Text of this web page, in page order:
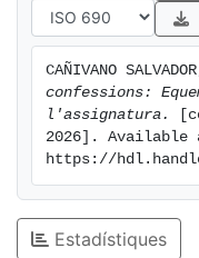
CAÑIVANO
confessions:
l'assignatura.
2026]. Available
https://
Estadístiques